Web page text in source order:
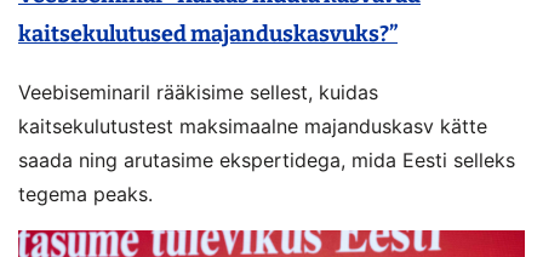
kaitsekulutused majanduskasvuks?”
Veebiseminaril rääkisime sellest, kuidas
kaitsekulutustest maksimaalne majanduskasv kätte
saada ning arutasime ekspertidega, mida Eesti selleks
tegema peaks.